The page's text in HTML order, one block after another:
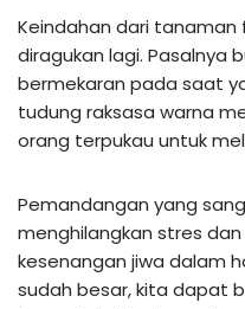
Keindahan dari
diragukan lagi. Pasalnya
bermekaran pada saat
tudung raksasa warna
orang terpukau untuk
Pemandangan yang
menghilangkan stres
kesenangan jiwa dalam
sudah besar, kita dapat